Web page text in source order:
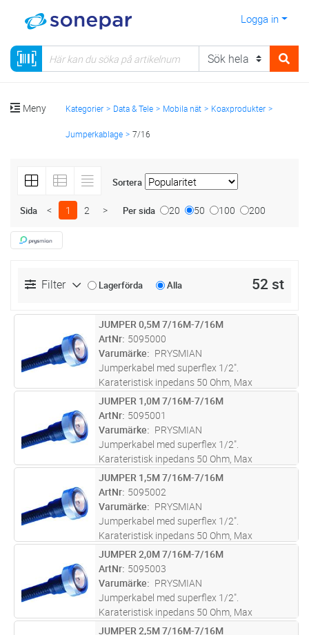
Logga in
Meny Kategorier Data & Tele Mobila nät Koaxprodukter
Jumperkablage 7/16
Sortera
Sida < 1 2 > Per sida 20 50 100 200
Filter Lagerförda Alla 52 st
ST Lägg i kundvagn
JUMPER 0,5M 7/16M-7/16M
ArtNr 5095000
Varumärke
PRYSMIAN
Jumperkabel med superflex 1/2".
Karateristisk inpedans 50 Ohm, Max
dragkraft 500N, Min.böjradie:
Engångsböjning 15 mm, Upprepad böjning 30
mm. Drifttemp -40 till +70gr C.Kapslingsklass
IP68.
ST Lägg i kundvagn
JUMPER 1,0M 7/16M-7/16M
ArtNr 5095001
Varumärke
PRYSMIAN
Jumperkabel med superflex 1/2".
Karateristisk inpedans 50 Ohm, Max
dragkraft 500N, Min.böjradie:
Engångsböjning 15 mm, Upprepad böjning 30
mm. Drifttemp -40 till +70gr C.Kapslingsklass
IP68.
ST Lägg i kundvagn
JUMPER 1,5M 7/16M-7/16M
ArtNr 5095002
Varumärke
PRYSMIAN
Jumperkabel med superflex 1/2".
Karateristisk inpedans 50 Ohm, Max
dragkraft 500N, Min.böjradie:
Engångsböjning 15 mm, Upprepad böjning 30
mm. Drifttemp -40 till +70gr C.Kapslingsklass
IP68.
ST Lägg i kundvagn
JUMPER 2,0M 7/16M-7/16M
ArtNr 5095003
Varumärke
PRYSMIAN
Jumperkabel med superflex 1/2".
Karateristisk inpedans 50 Ohm, Max
dragkraft 500N, Min.böjradie:
JUMPER 2,5M 7/16M-7/16M